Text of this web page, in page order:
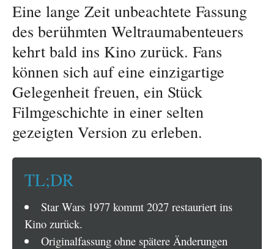
Eine lange Zeit unbeachtete Fassung
des berühmten Weltraumabenteuers
kehrt bald ins Kino zurück. Fans
können sich auf eine einzigartige
Gelegenheit freuen, ein Stück
Filmgeschichte in einer selten
gezeigten Version zu erleben.
TL;DR
Star Wars 1977 kommt 2027 restauriert ins
Kino zurück.
Originalfassung ohne spätere Änderungen